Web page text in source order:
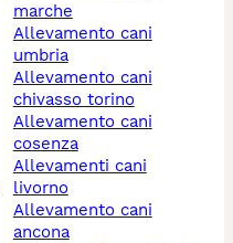
marche
allevamento cani
umbria
allevamento cani
chivasso torino
allevamento cani
cosenza
allevamenti cani
livorno
allevamento cani
ancona